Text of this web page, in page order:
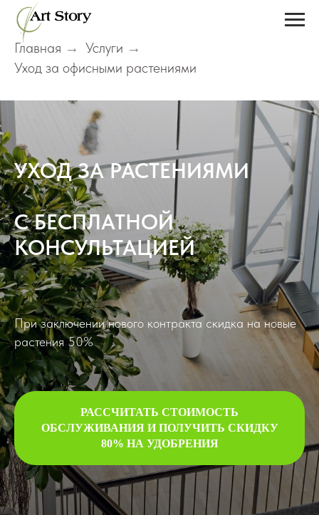
Главная → Услуги →
Уход за офисными растениями
УХОД ЗА РАСТЕНИЯМИ
С БЕСПЛАТНОЙ
КОНСУЛЬТАЦИЕЙ
При заключении нового контракта скидка на новые
растения 50%
РАССЧИТАТЬ СТОИМОСТЬ
ОБСЛУЖИВАНИЯ И ПОЛУЧИТЬ СКИДКУ
80% НА УДОБРЕНИЯ